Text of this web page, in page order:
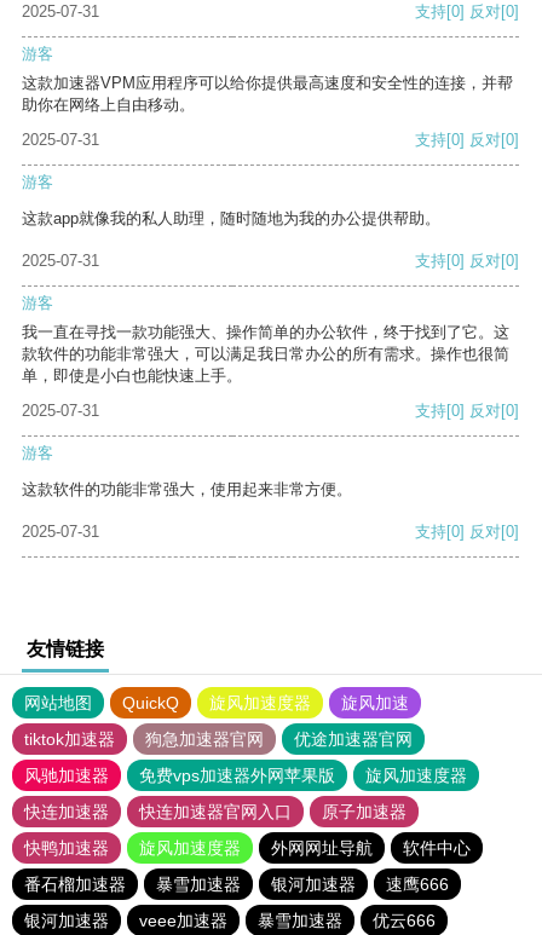
2025-07-31 支持[0] 反对[0]
游客
这款加速器VPM应用程序可以给你提供最高速度和安全性的连接，并帮
助你在网络上自由移动。
2025-07-31
支持[0] 反对[0]
游客
这款app就像我的私人助理，随时随地为我的办公提供帮助。
2025-07-31 支持[0] 反对[0]
游客
我一直在寻找一款功能强大、操作简单的办公软件，终于找到了它。这
款软件的功能非常强大，可以满足我日常办公的所有需求。操作也很简
单，即使是小白也能快速上手。
2025-07-31
支持[0] 反对[0]
游客
这款软件的功能非常强大，使用起来非常方便。
2025-07-31 支持[0] 反对[0]
友情链接
网站地图 QuickQ 旋风加速度器
旋风加速
tiktok加速器
狗急加速器官网
优途加速器官网
风驰加速器
免费vps加速器外网苹果版
旋风加速度器
快连加速器
快连加速器官网入口
原子加速器
快鸭加速器
旋风加速度器 外网网址导航
软件中心
番石榴加速器
暴雪加速器 银河加速器
速鹰666
银河加速器
veee加速器 暴雪加速器 优云666